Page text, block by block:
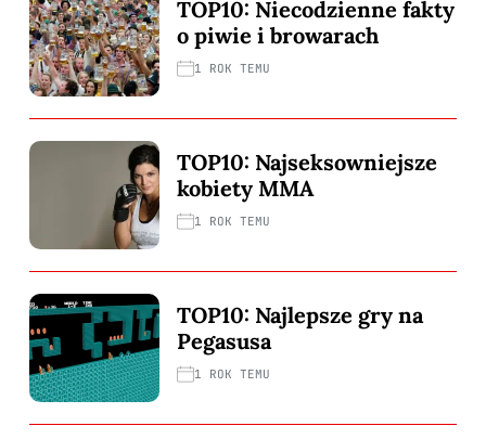
TOP10: Niecodzienne fakty
o piwie i browarach
1 ROK TEMU
TOP10: Najseksowniejsze
kobiety MMA
1 ROK TEMU
TOP10: Najlepsze gry na
Pegasusa
1 ROK TEMU